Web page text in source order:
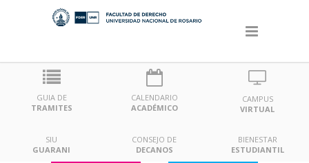
GUIA DE
TRAMITES
CALENDARIO
ACADÉMICO
CAMPUS
VIRTUAL
SIU
GUARANI
CONSEJO DE
DECANOS
BIENESTAR
ESTUDIANTIL